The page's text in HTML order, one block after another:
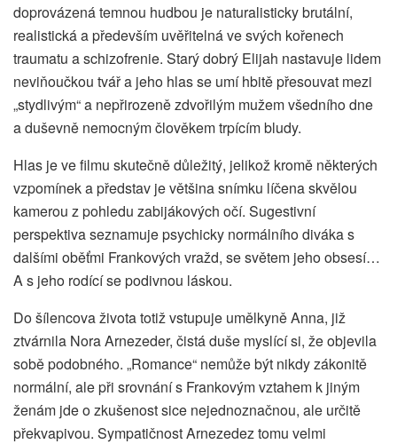
doprovázená temnou hudbou je naturalisticky brutální,
realistická a především uvěřitelná ve svých kořenech
traumatu a schizofrenie. Starý dobrý Elijah nastavuje lidem
neviňoučkou tvář a jeho hlas se umí hbitě přesouvat mezi
„stydlivým“ a nepřirozeně zdvořilým mužem všedního dne
a duševně nemocným člověkem trpícím bludy.
Hlas je ve filmu skutečně důležitý, jelikož kromě některých
vzpomínek a představ je většina snímku líčena skvělou
kamerou z pohledu zabijákových očí. Sugestivní
perspektiva seznamuje psychicky normálního diváka s
dalšími oběťmi Frankových vražd, se světem jeho obsesí…
A s jeho rodící se podivnou láskou.
Do šílencova života totiž vstupuje umělkyně Anna, již
ztvárnila Nora Arnezeder, čistá duše myslící si, že objevila
sobě podobného. „Romance“ nemůže být nikdy zákonitě
normální, ale při srovnání s Frankovým vztahem k jiným
ženám jde o zkušenost sice nejednoznačnou, ale určitě
překvapivou. Sympatičnost Arnezedez tomu velmi